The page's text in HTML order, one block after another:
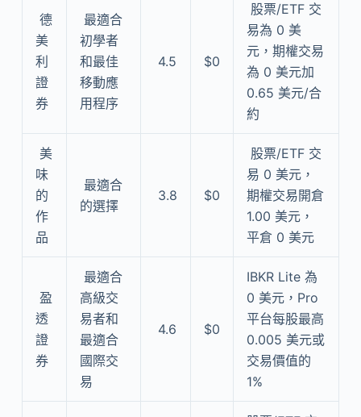
德
美
利
證
券
最適合
初學者
和最佳
移動應
用程序
4.5 $0
股票/ETF 交
易為 0 美
元，期權交易
為 0 美元加
0.65 美元/合
約
美
味
的
作
品
最適合
的選擇
3.8 $0
股票/ETF 交
易 0 美元，
期權交易開倉
1.00 美元，
平倉 0 美元
盈
透
證
券
最適合
高級交
易者和
最適合
國際交
易
4.6 $0
IBKR Lite 為
0 美元，Pro
平台每股最高
0.005 美元或
交易價值的
1%